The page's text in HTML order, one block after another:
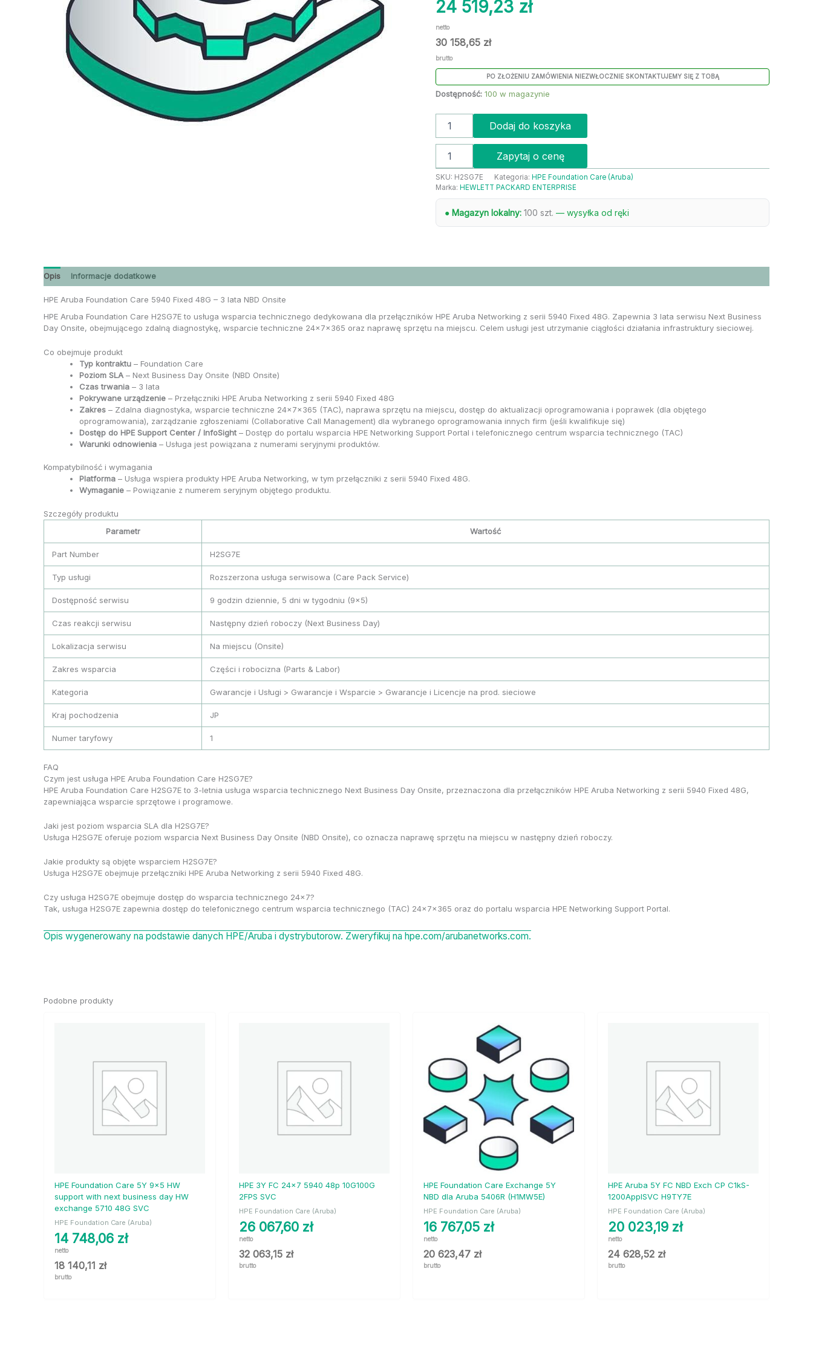
24 519,23 zł
netto
30 158,65 zł
brutto
PO ZŁOŻENIU ZAMÓWIENIA NIEZWŁOCZNIE SKONTAKTUJEMY SIĘ Z TOBĄ
Dostępność: 100 w magazynie
(H2SG7E)
Dodaj do koszyka
(H2SG7E)
Zapytaj o cenę
SKU: H2SG7E Kategoria: HPE Foundation Care (Aruba)
Marka: HEWLETT PACKARD ENTERPRISE
● Magazyn lokalny: 100 szt. — wysyłka od ręki
Opis Informacje dodatkowe
HPE Aruba Foundation Care 5940 Fixed 48G – 3 lata NBD Onsite
HPE Aruba Foundation Care H2SG7E to usługa wsparcia technicznego dedykowana dla przełączników HPE Aruba Networking z serii 5940 Fixed 48G. Zapewnia 3 lata serwisu Next Business
Day Onsite, obejmującego zdalną diagnostykę, wsparcie techniczne 24x7x365 oraz naprawę sprzętu na miejscu. Celem usługi jest utrzymanie ciągłości działania infrastruktury sieciowej.
Co obejmuje produkt
Typ kontraktu – Foundation Care
Poziom SLA – Next Business Day Onsite (NBD Onsite)
Czas trwania – 3 lata
Pokrywane urządzenie – Przełączniki HPE Aruba Networking z serii 5940 Fixed 48G
Zakres – Zdalna diagnostyka, wsparcie techniczne 24x7x365 (TAC), naprawa sprzętu na miejscu, dostęp do aktualizacji oprogramowania i poprawek (dla objętego
oprogramowania), zarządzanie zgłoszeniami (Collaborative Call Management) dla wybranego oprogramowania innych firm (jeśli kwalifikuje się)
Dostęp do HPE Support Center / InfoSight – Dostęp do portalu wsparcia HPE Networking Support Portal i telefonicznego centrum wsparcia technicznego (TAC)
Warunki odnowienia – Usługa jest powiązana z numerami seryjnymi produktów.
Kompatybilność i wymagania
Platforma – Usługa wspiera produkty HPE Aruba Networking, w tym przełączniki z serii 5940 Fixed 48G.
Wymaganie – Powiązanie z numerem seryjnym objętego produktu.
Szczegóły produktu
Parametr
Wartość
Part Number H2SG7E
Typ usługi Rozszerzona usługa serwisowa (Care Pack Service)
Dostępność serwisu 9 godzin dziennie, 5 dni w tygodniu (9×5)
Czas reakcji serwisu Następny dzień roboczy (Next Business Day)
Lokalizacja serwisu Na miejscu (Onsite)
Zakres wsparcia Części i robocizna (Parts & Labor)
Kategoria Gwarancje i Usługi > Gwarancje i Wsparcie > Gwarancje i Licencje na prod. sieciowe
Kraj pochodzenia JP
Numer taryfowy 1
FAQ
Czym jest usługa HPE Aruba Foundation Care H2SG7E?
HPE Aruba Foundation Care H2SG7E to 3-letnia usługa wsparcia technicznego Next Business Day Onsite, przeznaczona dla przełączników HPE Aruba Networking z serii 5940 Fixed 48G,
zapewniająca wsparcie sprzętowe i programowe.
Jaki jest poziom wsparcia SLA dla H2SG7E?
Usługa H2SG7E oferuje poziom wsparcia Next Business Day Onsite (NBD Onsite), co oznacza naprawę sprzętu na miejscu w następny dzień roboczy.
Jakie produkty są objęte wsparciem H2SG7E?
Usługa H2SG7E obejmuje przełączniki HPE Aruba Networking z serii 5940 Fixed 48G.
Czy usługa H2SG7E obejmuje dostęp do wsparcia technicznego 24×7?
Tak, usługa H2SG7E zapewnia dostęp do telefonicznego centrum wsparcia technicznego (TAC) 24x7x365 oraz do portalu wsparcia HPE Networking Support Portal.
Opis wygenerowany na podstawie danych HPE/Aruba i dystrybutorow. Zweryfikuj na hpe.com/arubanetworks.com.
Podobne produkty
HPE Foundation Care 5Y 9×5 HW
support with next business day HW
exchange 5710 48G SVC
HPE Foundation Care (Aruba)
14 748,06 zł
netto
18 140,11 zł
brutto
HPE 3Y FC 24×7 5940 48p 10G100G
2FPS SVC
HPE Foundation Care (Aruba)
26 067,60 zł
netto
32 063,15 zł
brutto
HPE Foundation Care Exchange 5Y
NBD dla Aruba 5406R (H1MW5E)
HPE Foundation Care (Aruba)
16 767,05 zł
netto
20 623,47 zł
brutto
HPE Aruba 5Y FC NBD Exch CP C1kS-
1200ApplSVC H9TY7E
HPE Foundation Care (Aruba)
20 023,19 zł
netto
24 628,52 zł
brutto